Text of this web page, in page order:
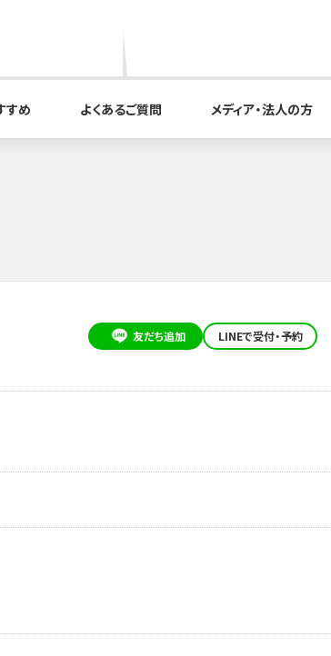
すめ よくあるご質問 メディア・法人の方
友だち追加 LINEで受付・予約